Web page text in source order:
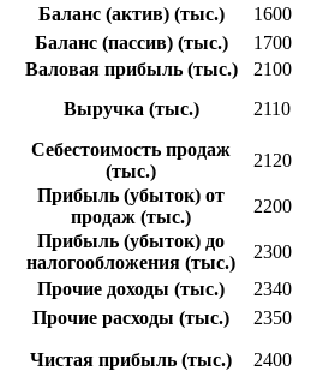
Баланс (актив) (тыс.) 1600
Баланс (пассив) (тыс.) 1700
Валовая прибыль (тыс.) 2100
Выручка (тыс.)
2110
Себестоимость продаж
(тыс.)
2120
Прибыль (убыток) от
продаж (тыс.)
2200
Прибыль (убыток) до
налогообложения (тыс.)
2300
Прочие доходы (тыс.)
2340
Прочие расходы (тыс.) 2350
Чистая прибыль (тыс.) 2400